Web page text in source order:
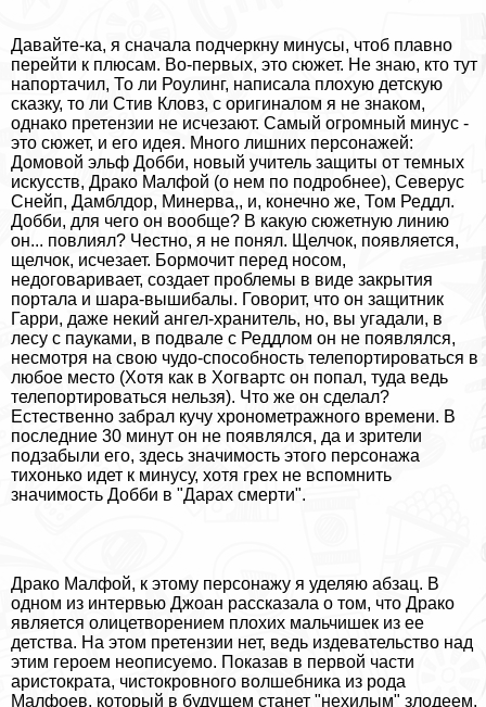
Давайте-ка, я сначала подчеркну минусы, чтоб плавно
перейти к плюсам. Во-первых, это сюжет. Не знаю, кто тут
напортачил, То ли Роулинг, написала плохую детскую
сказку, то ли Стив Кловз, с оригиналом я не знаком,
однако претензии не исчезают. Самый огромный минус -
это сюжет, и его идея. Много лишних персонажей:
Домовой эльф Добби, новый учитель защиты от темных
искусств, Дpaко Малфой (о нем по подробнее), Северус
Снейп, Дамблдор, Минерва,, и, конечно же, Том Реддл.
Добби, для чего он вообще? В какую сюжетную линию
он... повлиял? Честно, я не понял. Щелчок, появляется,
щелчок, исчезает. Бормочит перед носом,
недоговаривает, создает проблемы в виде закрытия
портала и шара-вышибалы. Говорит, что он защитник
Гарри, даже некий ангел-хранитель, но, вы угадали, в
лесу с пауками, в подвале с Реддлом он не появлялся,
несмотря на свою чудо-способность телепортироваться в
любое место (Хотя как в Хогвартс он попал, туда ведь
телепортироваться нельзя). Что же он сделал?
Естественно забрал кучу хронометражного времени. В
последние 30 минут он не появлялся, да и зрители
подзабыли его, здесь значимость этого персонажа
тихонько идет к минусу, хотя грех не вспомнить
значимость Добби в "Дарах cмepти".
Дpaко Малфой, к этому персонажу я уделяю абзац. В
одном из интервью Джоан рассказала о том, что Дpaко
является олицетворением плохих мальчишек из ее
детства. На этом претензии нет, ведь издевательство над
этим героем неописуемо. Показав в первой части
аристократа, чистокровного волшебника из рода
Малфоев, который в будущем станет "нехилым" злодеем,